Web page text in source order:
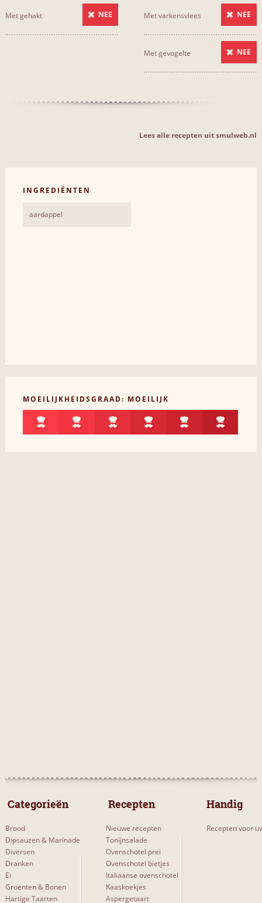
Met varkensvlees NEE
Met gehakt NEE
Met gevogelte NEE
Lees alle recepten uit smulweb.nl
INGREDIËNTEN
aardappel
MOEILIJKHEIDSGRAAD: MOEILIJK
Categorieën
Brood
Dipsauzen & Marinade
Diversen
Dranken
Ei
Groenten & Bonen
Hartige Taarten
Recepten
Nieuwe recepten
Tonijnsalade
Ovenschotel prei
Ovenschotel bietjes
Italiaanse ovenschotel
Kaaskoekjes
Aspergetaart
Handig
Recepten voor